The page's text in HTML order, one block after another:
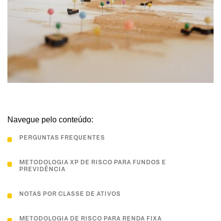
Navegue pelo conteúdo:
PERGUNTAS FREQUENTES
METODOLOGIA XP DE RISCO PARA FUNDOS E
PREVIDÊNCIA
NOTAS POR CLASSE DE ATIVOS
METODOLOGIA DE RISCO PARA RENDA FIXA